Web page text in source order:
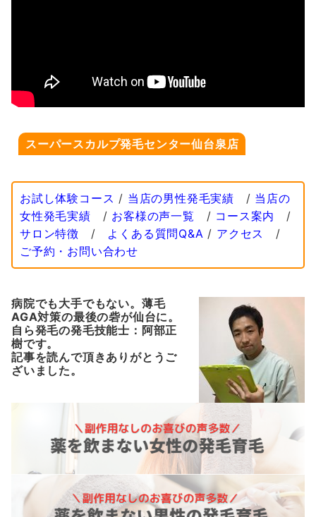
スーパースカルプ発毛センター仙台泉店
お試し体験コース / 当店の男性発毛実績 / 当店の
女性発毛実績 / お客様の声一覧 / コース案内
/
サロン特徴 / よくある質問Q&A / アクセス
/
ご予約・お問い合わせ
病院でも大手でもない。薄毛
AGA対策の最後の砦が仙台に。
自ら発毛の発毛技能士：阿部正
樹です。
記事を読んで頂きありがとうご
ざいました。